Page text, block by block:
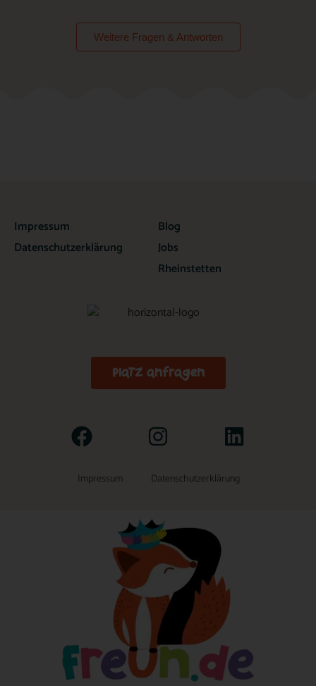
Weitere Fragen & Antworten
Impressum
Datenschutzerklärung
Blog
Jobs
Rheinstetten
Platz anfragen
Impressum Datenschutzerklärung